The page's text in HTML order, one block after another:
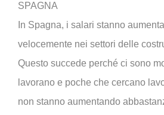
SPAGNA
In Spagna, i salari stanno
velocemente nei settori delle
Questo succede perché ci sono
lavorano e poche che cercano
non stanno aumentando